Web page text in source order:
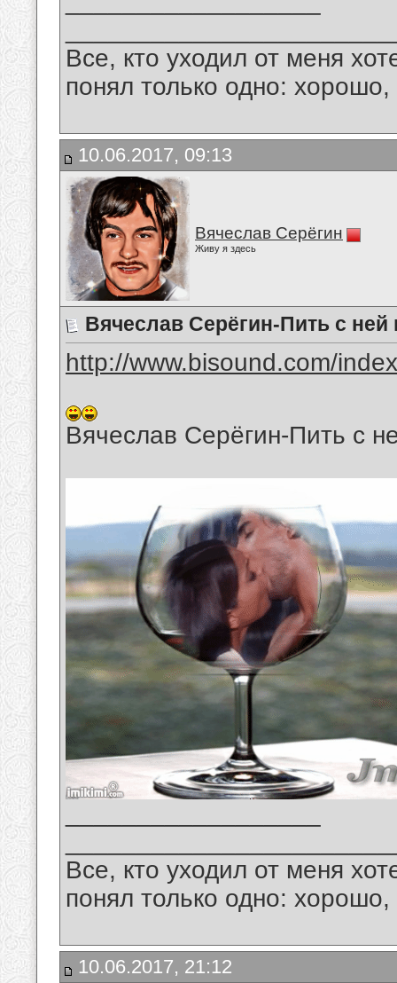
Все, кто уходил от меня
понял только одно:
10.06.2017, 09:13
Вячеслав Серёгин
Живу я здесь
Вячеслав Серёгин-Пить с ней
http://www.bisound.com/
Вячеслав Серёгин-Пить с
Все, кто уходил от меня
понял только одно:
10.06.2017, 21:12